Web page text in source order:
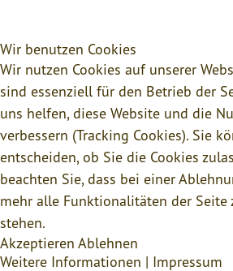
Wir benutzen Cookies
Wir nutzen Cookies auf unserer
sind essenziell für den Betrieb der
uns helfen, diese Website und die
verbessern (Tracking Cookies). Sie
entscheiden, ob Sie die Cookies
beachten Sie, dass bei einer
mehr alle Funktionalitäten der Seite
stehen.
Akzeptieren Ablehnen
Weitere Informationen | Impressum